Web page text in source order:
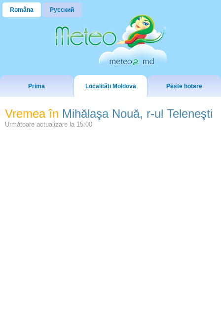
Româna Русский
Prima Localități Moldova Peste hotare
Vremea în Mihălaşa Nouă, r-ul Teleneşti
Următoare actualizare la 15:00